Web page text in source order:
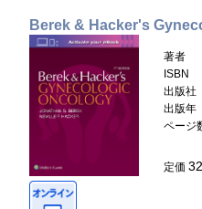
Berek & Hacker's
著者
ISBN
出版社
出版年
ページ
定価